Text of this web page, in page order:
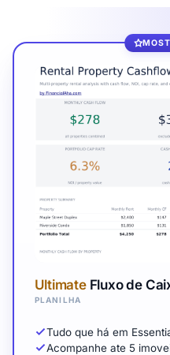
UltimateFluxo de
PLANILHA
Tudo que há em
Acompanhe ate 5